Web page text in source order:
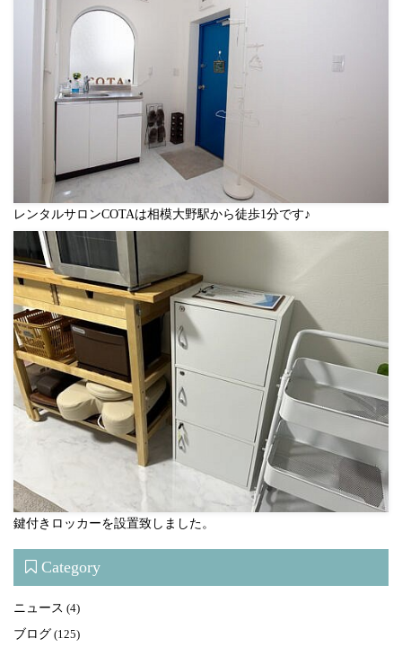
レンタルサロンCOTAは相模大野駅から徒歩1分です♪
鍵付きロッカーを設置致しました。
Category
ニュース (4)
ブログ (125)